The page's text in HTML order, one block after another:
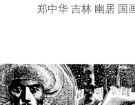
郑中华 吉林 幽居 国